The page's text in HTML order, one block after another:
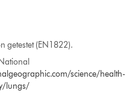
getestet (EN1822).
science/health-
lungs/